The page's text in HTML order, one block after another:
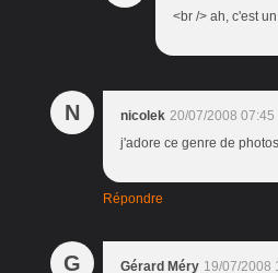
<br /> ah, c'est
N nicolek 20/07/2008 07:45
j'adore ce genre de
Répondre
G Gérard Méry 19/07/2008